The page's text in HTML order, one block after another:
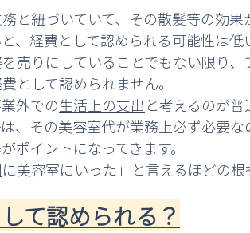
と紐づいていて、その散髪等の効果
、経費として認められる可能性は低
売りにしていることでもない限り、
として認められません。
外での生活上の支出 と考えるのが普
、その美容室代が業務上必ず必要
ポイントになってきます。
に美容室にいった」と言えるほどの根
て認められる？